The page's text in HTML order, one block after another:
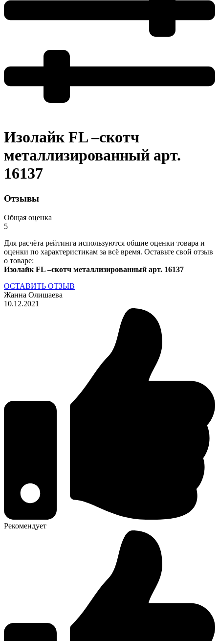
Изолайк FL –скотч
металлизированный арт.
16137
Отзывы
Общая оценка
5
Для расчёта рейтинга используются общие оценки товара и
оценки по характеристикам за всё время. Оставьте свой отзыв
о товаре:
Изолайк FL –скотч металлизированный арт. 16137
ОСТАВИТЬ ОТЗЫВ
Жанна Олишаева
10.12.2021
Рекомендует